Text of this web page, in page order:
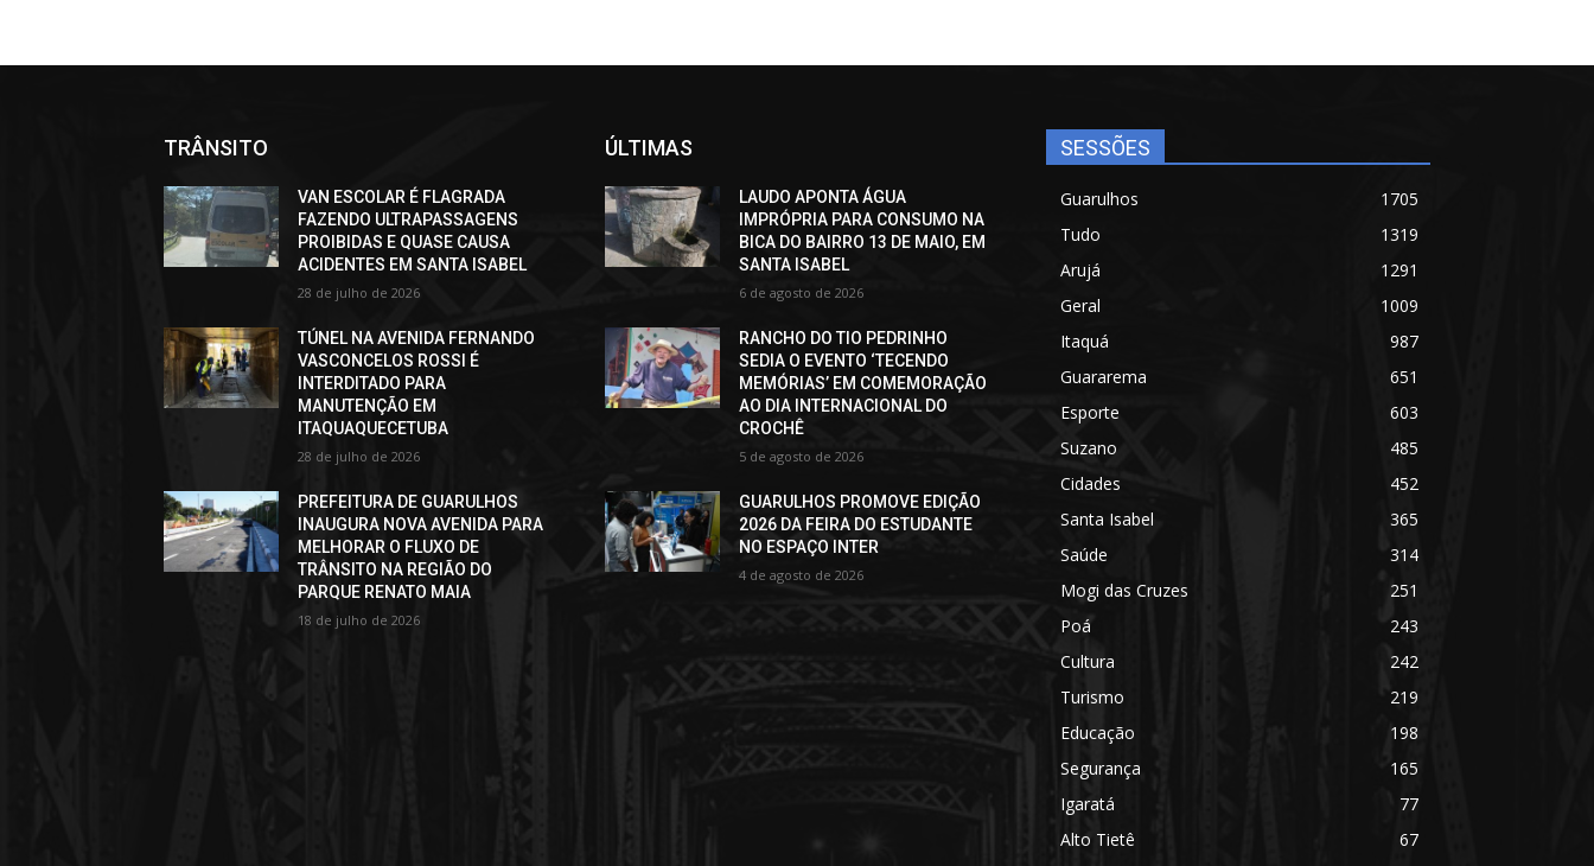
TRÂNSITO
VAN ESCOLAR É FLAGRADA
FAZENDO ULTRAPASSAGENS
PROIBIDAS E QUASE CAUSA
ACIDENTES EM SANTA ISABEL
28 de julho de 2026
TÚNEL NA AVENIDA FERNANDO
VASCONCELOS ROSSI É
INTERDITADO PARA
MANUTENÇÃO EM
ITAQUAQUECETUBA
28 de julho de 2026
PREFEITURA DE GUARULHOS
INAUGURA NOVA AVENIDA PARA
MELHORAR O FLUXO DE
TRÂNSITO NA REGIÃO DO
PARQUE RENATO MAIA
18 de julho de 2026
ÚLTIMAS
LAUDO APONTA ÁGUA
IMPRÓPRIA PARA CONSUMO NA
BICA DO BAIRRO 13 DE MAIO, EM
SANTA ISABEL
6 de agosto de 2026
RANCHO DO TIO PEDRINHO
SEDIA O EVENTO ‘TECENDO
MEMÓRIAS’ EM COMEMORAÇÃO
AO DIA INTERNACIONAL DO
CROCHÊ
5 de agosto de 2026
GUARULHOS PROMOVE EDIÇÃO
2026 DA FEIRA DO ESTUDANTE
NO ESPAÇO INTER
4 de agosto de 2026
SESSÕES
Guarulhos
1705
Tudo
1319
Arujá
1291
Geral
1009
Itaquá
987
Guararema
651
Esporte
603
Suzano
485
Cidades
452
Santa Isabel
365
Saúde
314
Mogi das Cruzes
251
Poá
243
Cultura
242
Turismo
219
Educação
198
Segurança
165
Igaratá
77
Alto Tietê
67